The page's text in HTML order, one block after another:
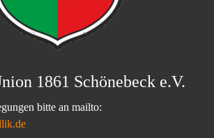
1861 Schönebeck e.V.
bitte an mailto: